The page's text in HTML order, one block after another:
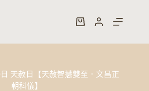
購
天赦日【天赦智慧雙至．文昌正
朝科儀】